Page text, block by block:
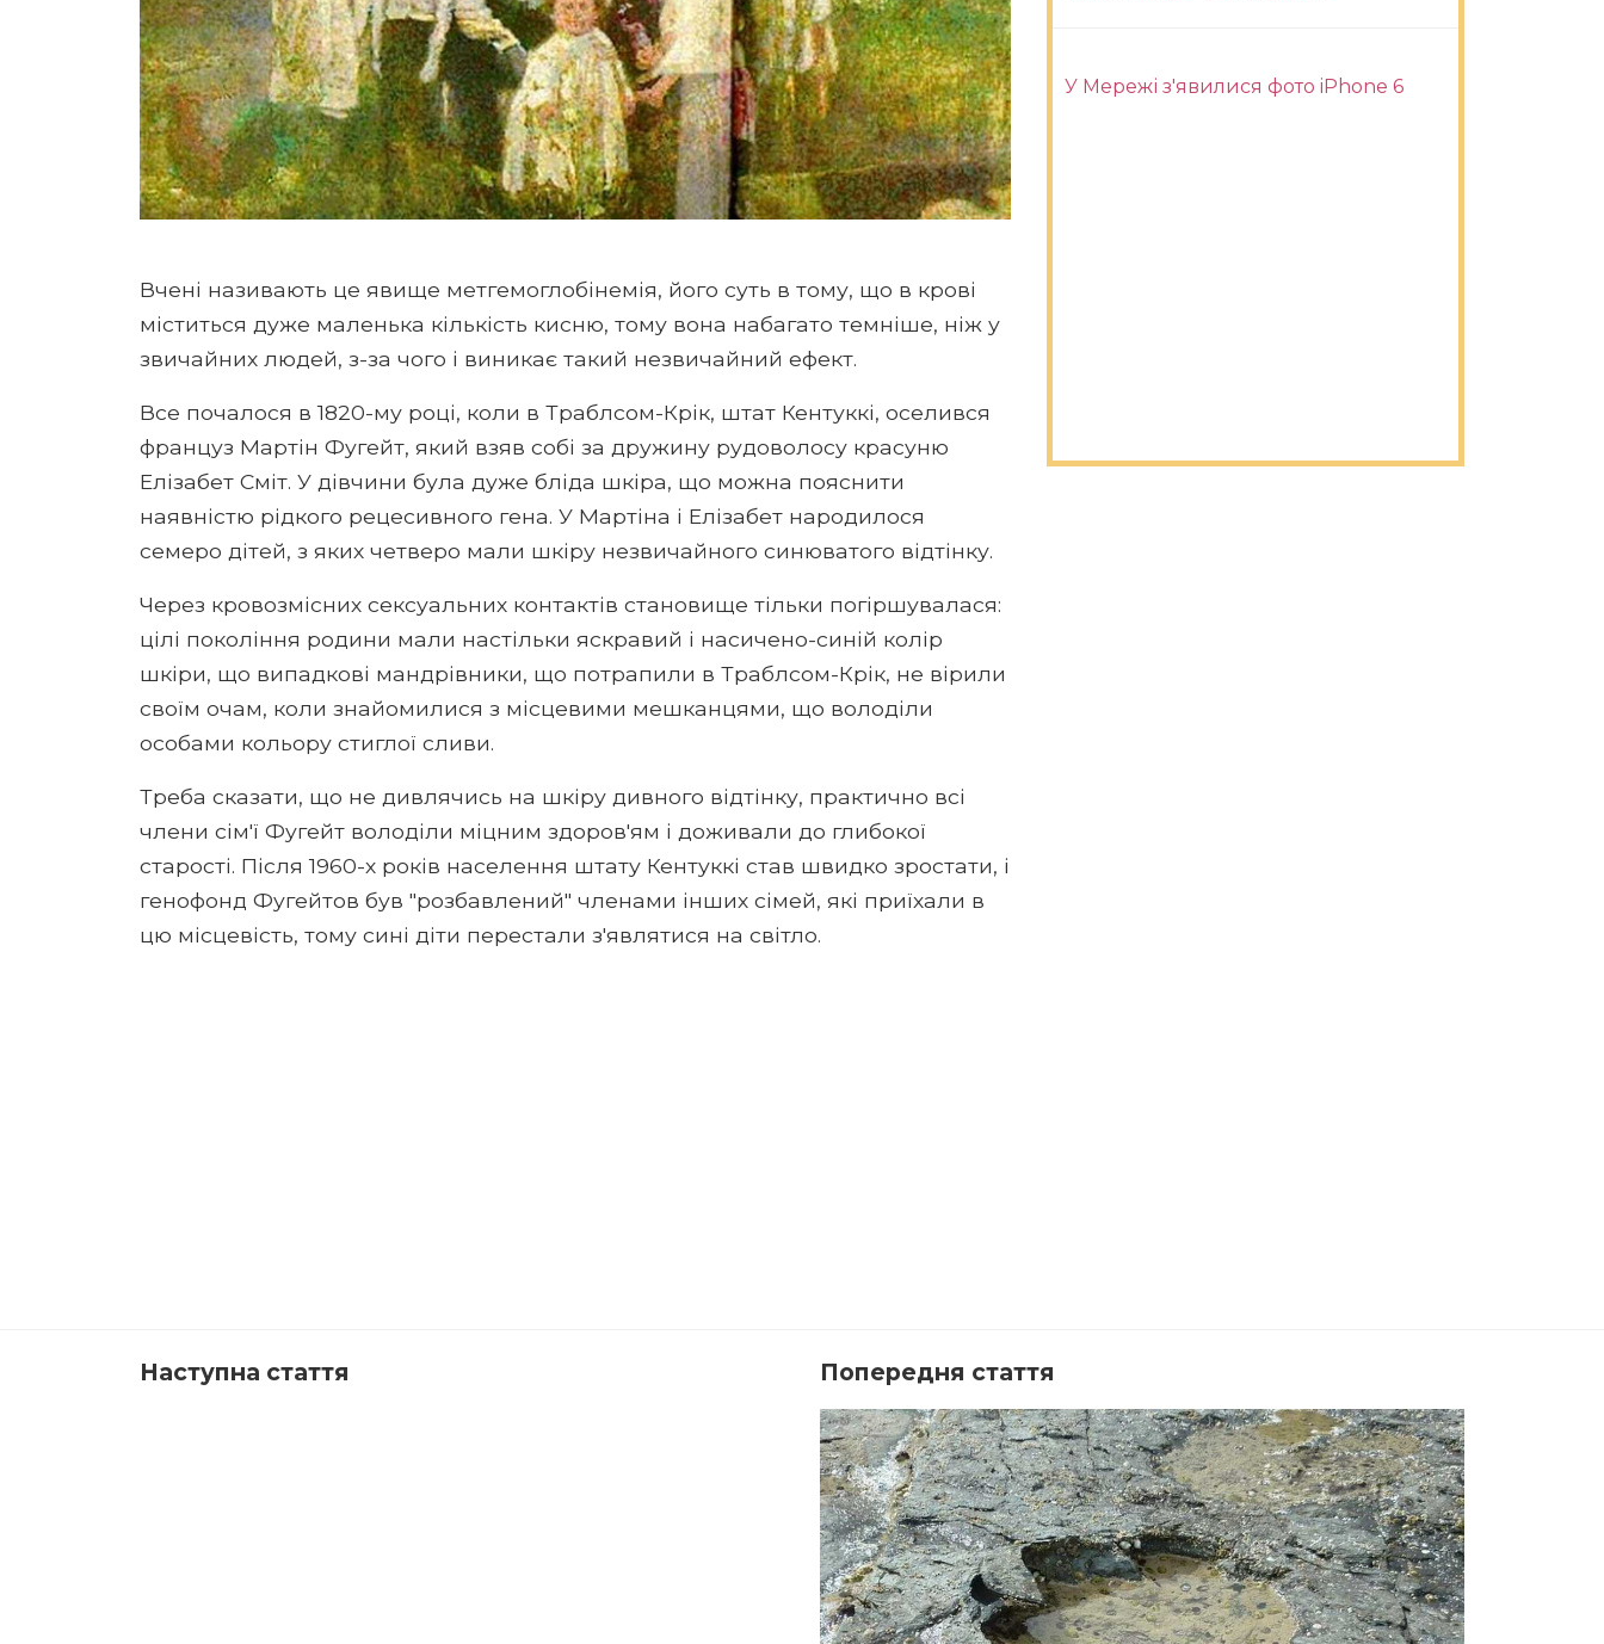
Вчені називають це явище метгемоглобінемія, його суть в тому, що в крові
міститься дуже маленька кількість кисню, тому вона набагато темніше, ніж у
звичайних людей, з-за чого і виникає такий незвичайний ефект.
Все почалося в 1820-му році, коли в Траблсом-Крік, штат Кентуккі, оселився
француз Мартін Фугейт, який взяв собі за дружину рудоволосу красуню
Елізабет Сміт. У дівчини була дуже бліда шкіра, що можна пояснити
наявністю рідкого рецесивного гена. У Мартіна і Елізабет народилося
семеро дітей, з яких четверо мали шкіру незвичайного синюватого відтінку.
Через кровозмісних сексуальних контактів становище тільки погіршувалася:
цілі покоління родини мали настільки яскравий і насичено-синій колір
шкіри, що випадкові мандрівники, що потрапили в Траблсом-Крік, не вірили
своїм очам, коли знайомилися з місцевими мешканцями, що володіли
особами кольору стиглої сливи.
Треба сказати, що не дивлячись на шкіру дивного відтінку, практично всі
члени сім'ї Фугейт володіли міцним здоров'ям і доживали до глибокої
старості. Після 1960-х років населення штату Кентуккі став швидко зростати, і
генофонд Фугейтов був "розбавлений" членами інших сімей, які приїхали в
цю місцевість, тому сині діти перестали з'являтися на світло.
У Мережі з'явилися фото iPhone 6
Наступна стаття Попередня стаття